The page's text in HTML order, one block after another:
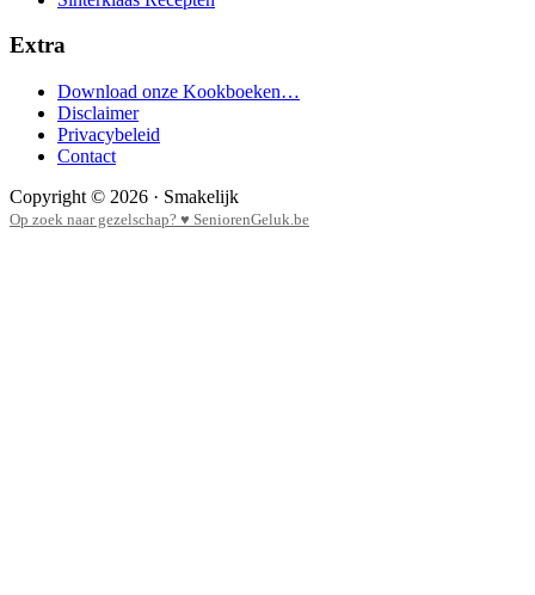
Extra
Download onze Kookboeken…
Disclaimer
Privacybeleid
Contact
Copyright © 2026 · Smakelijk
Op zoek naar gezelschap? ♥ SeniorenGeluk.be